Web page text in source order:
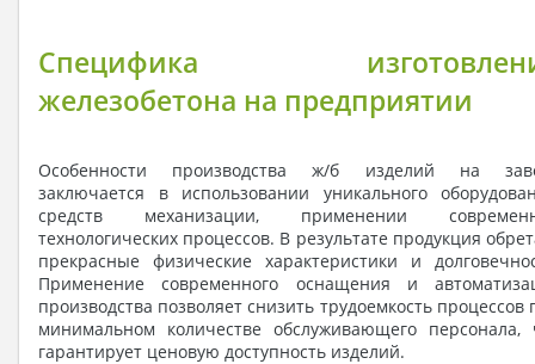
Специфика
железобетона на предприятии
Особенности производства ж/б изделий на
заключается в использовании уникального
средств механизации, применении
технологических процессов. В результате продукция
прекрасные физические характеристики и
Применение современного оснащения и
производства позволяет снизить трудоемкость процессов
минимальном количестве обслуживающего персонала,
гарантирует ценовую доступность изделий.